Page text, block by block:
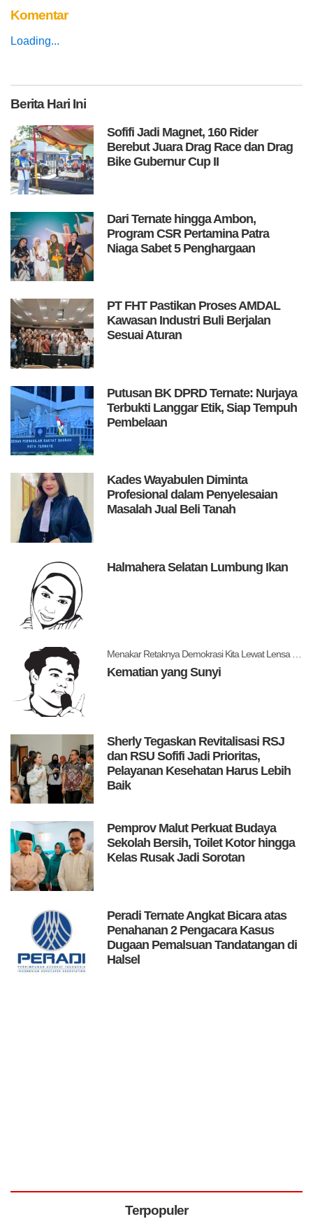
Komentar
Loading...
BeritaHari Ini
Sofifi Jadi Magnet, 160 Rider
Berebut Juara Drag Race dan Drag
Bike Gubernur Cup II
Dari Ternate hingga Ambon,
Program CSR Pertamina Patra
Niaga Sabet 5 Penghargaan
PT FHT Pastikan Proses AMDAL
Kawasan Industri Buli Berjalan
Sesuai Aturan
Putusan BK DPRD Ternate: Nurjaya
Terbukti Langgar Etik, Siap Tempuh
Pembelaan
Kades Wayabulen Diminta
Profesional dalam Penyelesaian
Masalah Jual Beli Tanah
Halmahera Selatan Lumbung Ikan
Menakar Retaknya Demokrasi Kita Lewat Lensa Levitsky dan Ziblatt
Kematian yang Sunyi
Sherly Tegaskan Revitalisasi RSJ
dan RSU Sofifi Jadi Prioritas,
Pelayanan Kesehatan Harus Lebih
Baik
Pemprov Malut Perkuat Budaya
Sekolah Bersih, Toilet Kotor hingga
Kelas Rusak Jadi Sorotan
Peradi Ternate Angkat Bicara atas
Penahanan 2 Pengacara Kasus
Dugaan Pemalsuan Tandatangan di
Halsel
Terpopuler